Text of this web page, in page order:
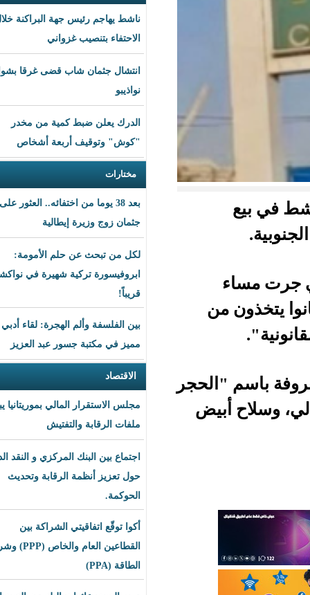
ناشط يهاجم رئيس جهة البراكنة خلال
الاحتفاء بتنصيب غزواني
انتشال جثمان شاب قضى غرقا بشواطئ
الدرك يعلن ضبط كمية من مخدر
"كوش" وتوقيف أربعة أشخاص
مختارات
بعد 38 يوما من اختفائه.. العثور على
جثمان زوج وزيرة إيطالية
لكل من تبحث عن حلم الأمومة:
ابروفيسورة تركية شهيرة في نواكشوط
بين الفلسفة وألم الهجرة: لقاء أدبي
مميز في مكتبة جسور عبد العزيز
الاقتصاد
مجلس الاستقرار المالي بموريتانيا يبحث
ملفات الرقابة والتفتيش
اجتماع بين البنك المركزي و النقد الدولي
حول تعزيز أنظمة الرقابة وتحديث
أكوا توقّع اتفاقيتي الشراكة بين
القطاعين العام والخاص (PPP) وشراء
الطاقة (PPA)